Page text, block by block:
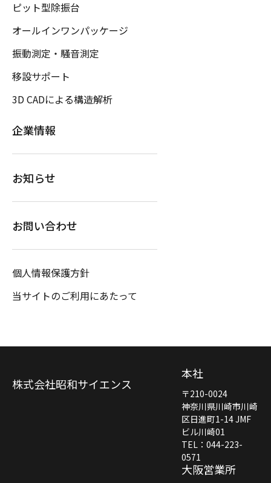
ピット型除振台
オールインワンパッケージ
振動測定・騒音測定
移設サポート
3D CADによる構造解析
企業情報
お知らせ
お問い合わせ
個人情報保護方針
当サイトのご利用にあたって
株式会社昭和サイエンス
本社
〒210-0024
神奈川県川崎市川崎
区日進町1-14 JMF
ビル川崎01
TEL：044-223-
0571
大阪営業所